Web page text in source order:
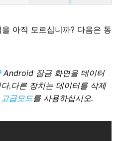
아직 모르십니까? 다음은 동
Android 잠금 화면을 데이터
.다른 장치는 데이터를 삭제
고급모드를 사용하십시오.